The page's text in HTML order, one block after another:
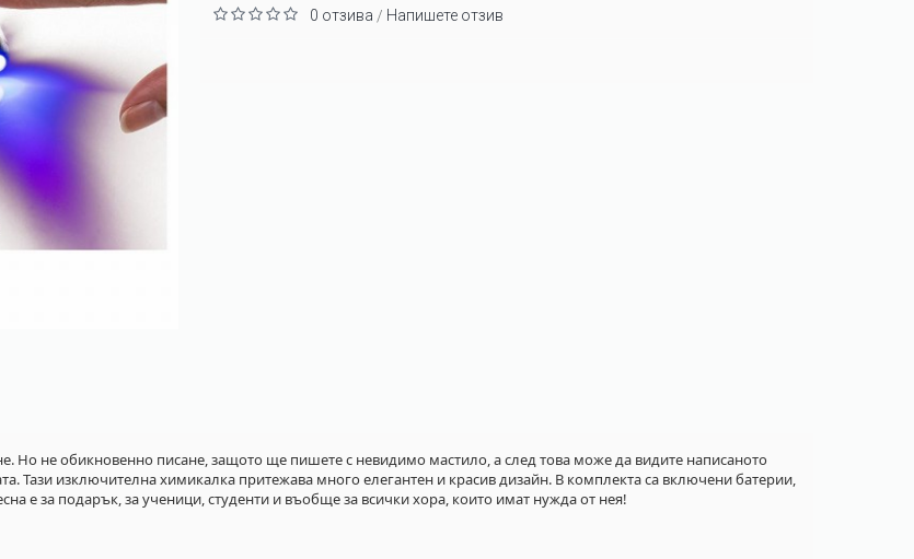
0 отзива / Напишете отзив
Но не обикновенно писане, защото ще пишете с невидимо мастило, а след това може да видите написаното
Тази изключителна химикалка притежава много елегантен и красив дизайн. В комплекта са включени батерии,
е за подарък, за ученици, студенти и въобще за всички хора, които имат нужда от нея!